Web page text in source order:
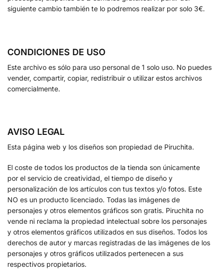
siguiente cambio también te lo podremos realizar por solo 3€.
CONDICIONES DE USO
Este archivo es sólo para uso personal de 1 solo uso. No puedes
vender, compartir, copiar, redistribuir o utilizar estos archivos
comercialmente.
AVISO LEGAL
Esta página web y los diseños son propiedad de Piruchita.
El coste de todos los productos de la tienda son únicamente
por el servicio de creatividad, el tiempo de diseño y
personalización de los artículos con tus textos y/o fotos. Este
NO es un producto licenciado. Todas las imágenes de
personajes y otros elementos gráficos son gratis. Piruchita no
vende ni reclama la propiedad intelectual sobre los personajes
y otros elementos gráficos utilizados en sus diseños. Todos los
derechos de autor y marcas registradas de las imágenes de los
personajes y otros gráficos utilizados pertenecen a sus
respectivos propietarios.